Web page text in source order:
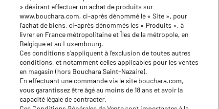
» désirant effectuer un achat de produits sur
www.bouchara.com, ci-après dénommé le « Site », pour
l'achat de biens, ci-après dénommés les « Produits », à
livrer en France métropolitaine et Îles de la métropole, en
Belgique et au Luxembourg.
Ces conditions s’appliquent à l’exclusion de toutes autres
conditions, et notamment celles applicables pour les ventes
en magasin (hors Bouchara Saint-Nazaire).
En effectuant une commande via le site bouchara.com,
vous garantissez être âgé au moins de 18 ans et avoir la
capacité légale de contracter.